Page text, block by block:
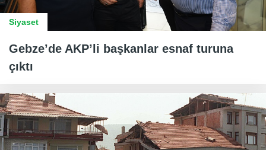
Siyaset
Gebze’de AKP’li başkanlar esnaf turuna
çıktı